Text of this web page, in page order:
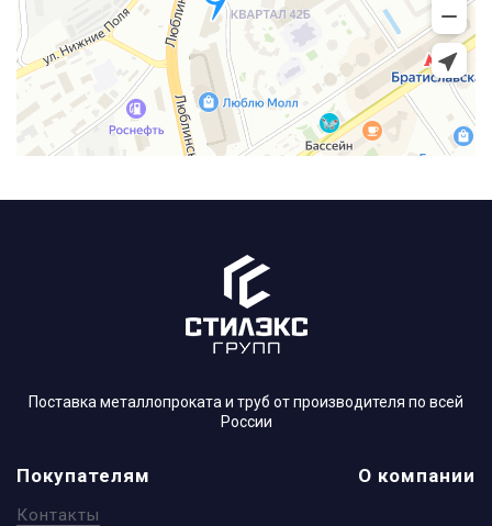
Поставка металлопроката и труб от производителя по всей
России
Покупателям
Контакты
О компании